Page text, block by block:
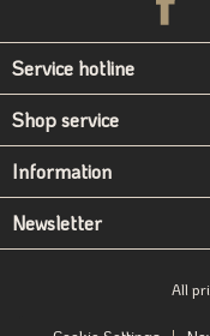
Service hotline
Shop service
Information
Newsletter
All